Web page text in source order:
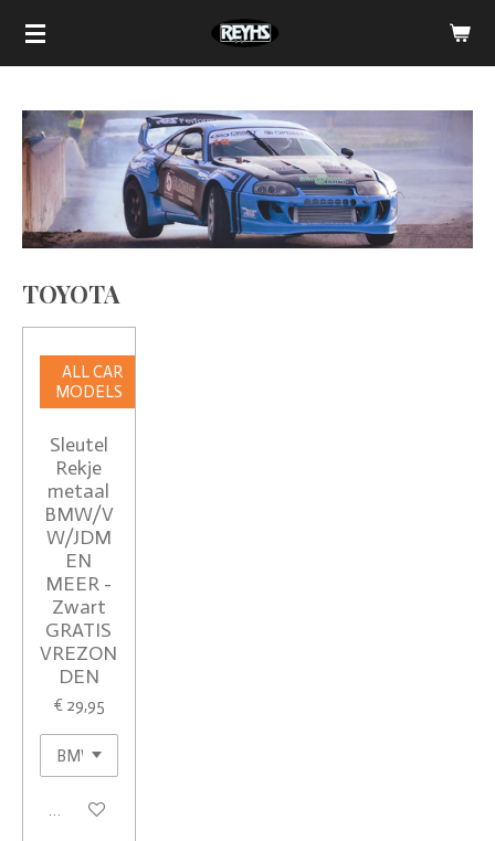
Ga
de
hoofdinhoud
TOYOTA
ALL CAR
MODELS
Sleutel
Rekje
metaal
BMW/V
W/JDM
EN
MEER -
Zwart
GRATIS
VREZON
DEN
€ 29,95
In winkelwagen